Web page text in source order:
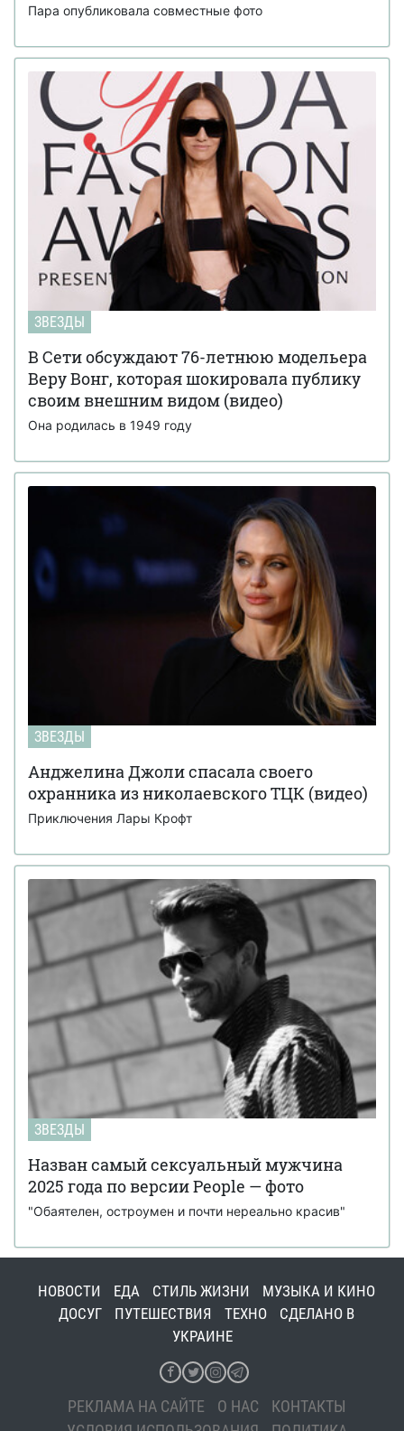
Пара опубликовала совместные фото
ЗВЕЗДЫ
В Сети обсуждают 76-летнюю модельера
Веру Вонг, которая шокировала публику
своим внешним видом (видео)
Она родилась в 1949 году
ЗВЕЗДЫ
Анджелина Джоли спасала своего
охранника из николаевского ТЦК (видео)
Приключения Лары Крофт
ЗВЕЗДЫ
Назван самый сексуальный мужчина
2025 года по версии People — фото
"Обаятелен, остроумен и почти нереально красив"
НОВОСТИ ЕДА СТИЛЬ ЖИЗНИ
МУЗЫКА И КИНО
ДОСУГ
ПУТЕШЕСТВИЯ ТЕХНО
СДЕЛАНО В
УКРАИНЕ
РЕКЛАМА НА САЙТЕ О НАС
КОНТАКТЫ